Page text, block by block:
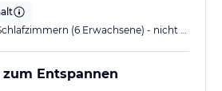
Apartment mit 2 Schlafzimmern (6 Erwachsene) - nicht kostenfrei stornierbar
Entspannen